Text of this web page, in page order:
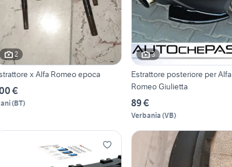
2
x Alfa Romeo epoca
€
(BT)
3
Estrattore posteriore per Alfa
Romeo Giulietta
89 €
Verbania (VB)